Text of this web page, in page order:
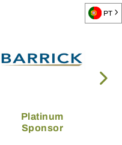
Platinum
Sponsor
PT